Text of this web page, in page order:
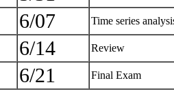
6/07 Time series
6/14 Review
6/21 Final Exam